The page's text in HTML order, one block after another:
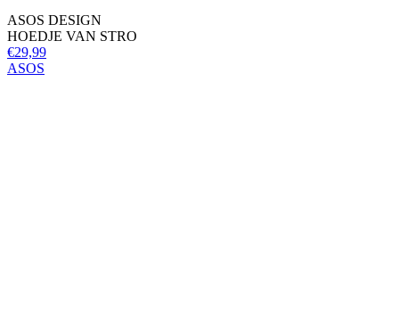
ASOS DESIGN
HOEDJE VAN STRO
€29,99
ASOS